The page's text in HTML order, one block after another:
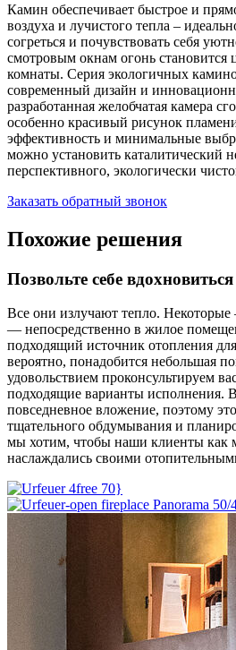
Камин обеспечивает быстрое и
воздуха и лучистого тепла –
согреться и почувствовать себя
смотровым окнам огонь становится
комнаты. Серия экологичных
современный дизайн и
разработанная желобчатая камера
особенно красивый рисунок
эффективность и минимальные
можно установить каталитический
перспективного, экологически
Заказать обратный звонок
Похожие решения
Позвольте себе вдохновиться
Все они излучают тепло.
— непосредственно в жилое
подходящий источник отопления
вероятно, понадобится небольшая
удовольствием проконсультируем
подходящие варианты исполнения.
повседневное вложение, поэтому
тщательного обдумывания и
мы хотим, чтобы наши клиенты как
наслаждались своими